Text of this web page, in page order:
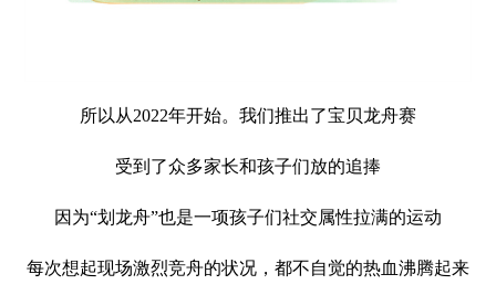
所以从2022年开始。我们推出了宝贝龙舟赛
受到了众多家长和孩子们放的追捧
因为“划龙舟”也是一项孩子们社交属性拉满的运动
每次想起现场激烈竞舟的状况，都不自觉的热血沸腾起来